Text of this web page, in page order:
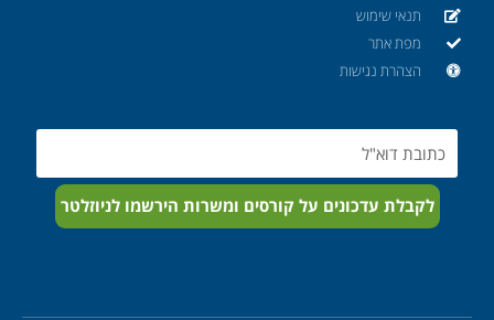
תנאי שימוש
מפת אתר
הצהרת נגישות
Email
לקבלת עדכונים על קורסים ומשרות הירשמו לניוזלטר